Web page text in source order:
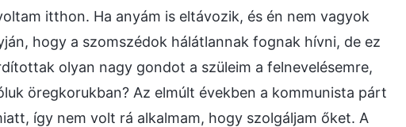
itthon. Ha anyám is eltávozik, és én nem vagyok
hogy a szomszédok hálátlannak fognak hívni, de ez
olyan nagy gondot a szüleim a felnevelésemre,
öregkorukban? Az elmúlt években a kommunista párt
így nem volt rá alkalmam, hogy szolgáljam őket. A